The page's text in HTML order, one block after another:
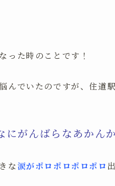
った時のことです！
んでいたのですが、住道
にがんばらなあかんか
な涙がポロポロポロポロ